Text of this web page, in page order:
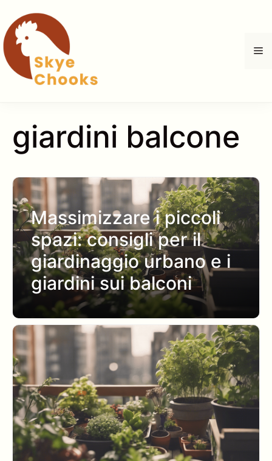
contenuto
giardini balcone
Massimizzare i piccoli
spazi: consigli per il
giardinaggio urbano e i
giardini sui balconi